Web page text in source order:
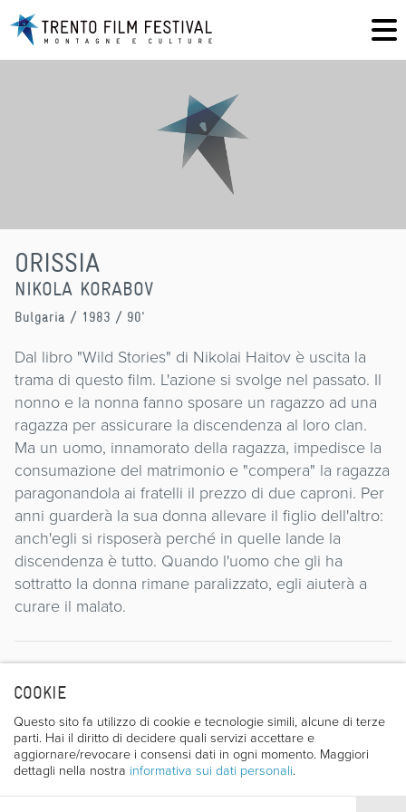
COOKIE
Questo sito fa utilizzo di cookie e tecnologie simili, alcune di terze
parti. Hai il diritto di decidere quali servizi accettare e
aggiornare/revocare i consensi dati in ogni momento. Maggiori
dettagli nella nostra informativa sui dati personali.
ORISSIA
NIKOLA KORABOV
Bulgaria / 1983 / 90'
Dal libro "Wild Stories" di Nikolai Haitov è uscita la
trama di questo film. L'azione si svolge nel passato. Il
nonno e la nonna fanno sposare un ragazzo ad una
ragazza per assicurare la discendenza al loro clan.
Ma un uomo, innamorato della ragazza, impedisce la
consumazione del matrimonio e "compera" la ragazza
paragonandola ai fratelli il prezzo di due caproni. Per
anni guarderà la sua donna allevare il figlio dell'altro:
anch'egli si risposerà perché in quelle lande la
discendenza è tutto. Quando l'uomo che gli ha
sottratto la donna rimane paralizzato, egli aiuterà a
curare il malato.
Regista